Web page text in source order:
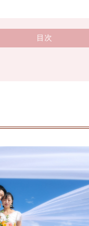
029-273-8777
目次